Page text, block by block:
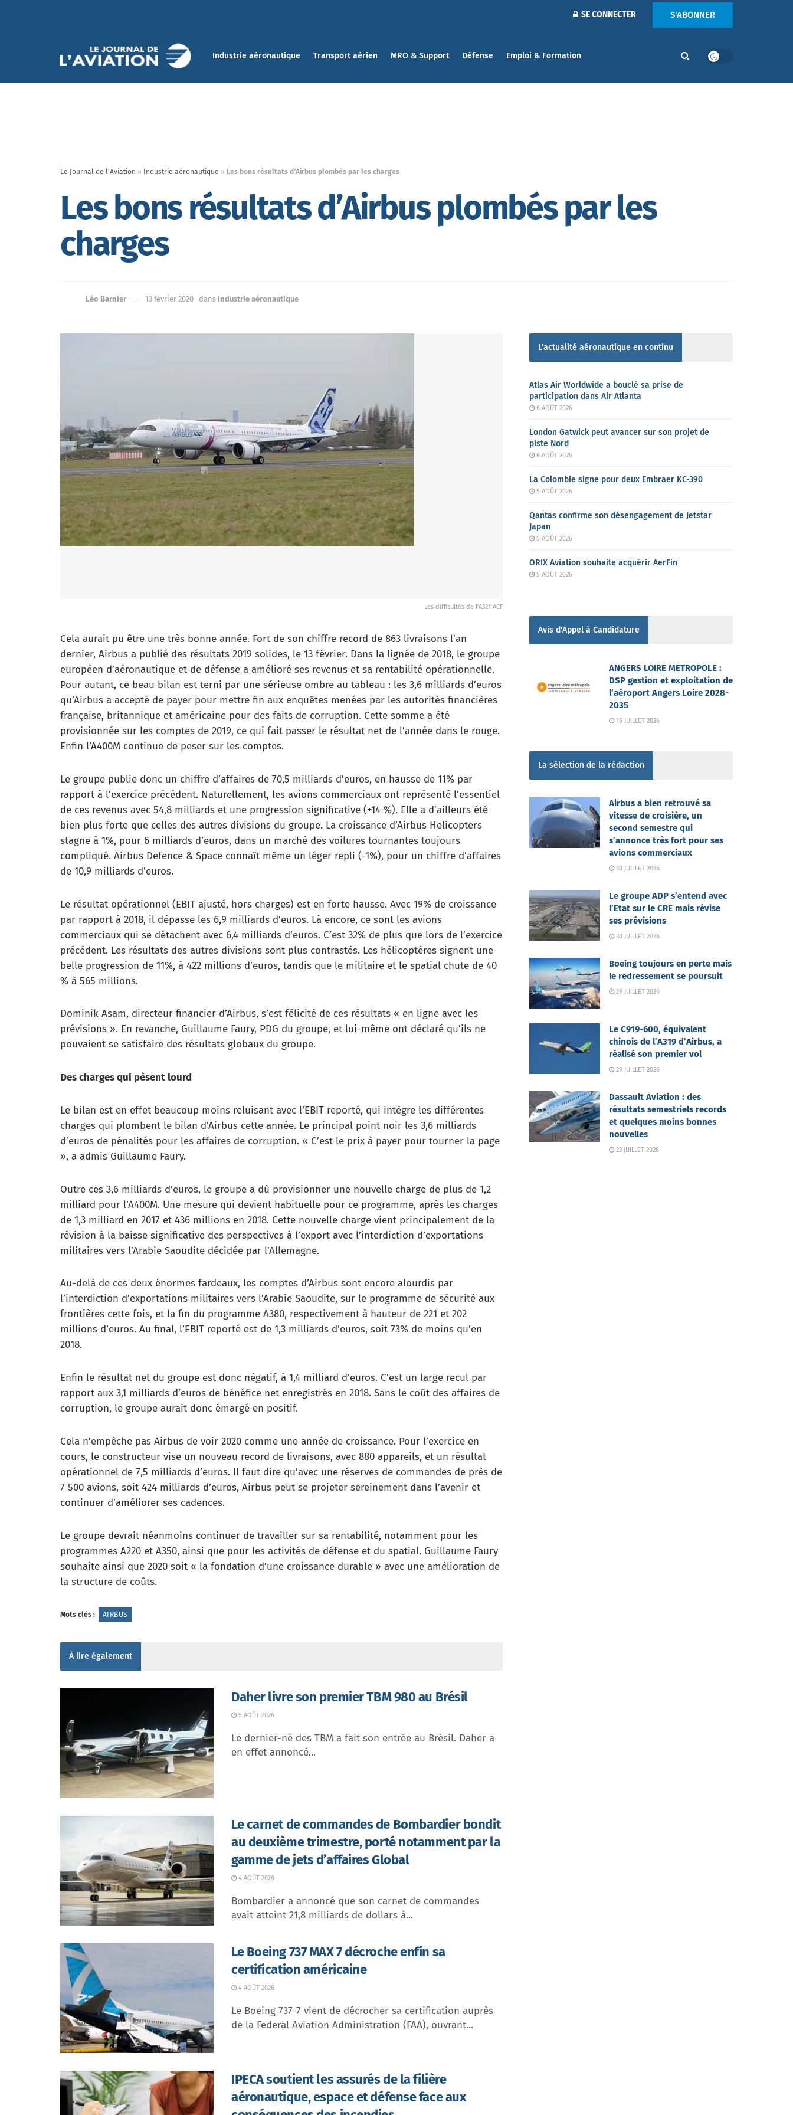
SE CONNECTER S'ABONNER
Industrie aéronautique Transport aérien MRO & Support Défense Emploi & Formation
Le Journal de l'Aviation » Industrie aéronautique » Les bons résultats d’Airbus plombés par les charges
Les bons résultats d’Airbus plombés par les
charges
Léo Barnier 13 février 2020 dans Industrie aéronautique
Les difficultés de l'A321 ACF
Cela aurait pu être une très bonne année. Fort de son chiffre record de 863 livraisons l’an
dernier, Airbus a publié des résultats 2019 solides, le 13 février. Dans la lignée de 2018, le groupe
européen d’aéronautique et de défense a amélioré ses revenus et sa rentabilité opérationnelle.
Pour autant, ce beau bilan est terni par une sérieuse ombre au tableau : les 3,6 milliards d’euros
qu’Airbus a accepté de payer pour mettre fin aux enquêtes menées par les autorités financières
française, britannique et américaine pour des faits de corruption. Cette somme a été
provisionnée sur les comptes de 2019, ce qui fait passer le résultat net de l’année dans le rouge.
Enfin l’A400M continue de peser sur les comptes.
Le groupe publie donc un chiffre d’affaires de 70,5 milliards d’euros, en hausse de 11% par
rapport à l’exercice précédent. Naturellement, les avions commerciaux ont représenté l’essentiel
de ces revenus avec 54,8 milliards et une progression significative (+14 %). Elle a d’ailleurs été
bien plus forte que celles des autres divisions du groupe. La croissance d’Airbus Helicopters
stagne à 1%, pour 6 milliards d’euros, dans un marché des voilures tournantes toujours
compliqué. Airbus Defence & Space connaît même un léger repli (-1%), pour un chiffre d’affaires
de 10,9 milliards d’euros.
Le résultat opérationnel (EBIT ajusté, hors charges) est en forte hausse. Avec 19% de croissance
par rapport à 2018, il dépasse les 6,9 milliards d’euros. Là encore, ce sont les avions
commerciaux qui se détachent avec 6,4 milliards d’euros. C’est 32% de plus que lors de l’exercice
précédent. Les résultats des autres divisions sont plus contrastés. Les hélicoptères signent une
belle progression de 11%, à 422 millions d’euros, tandis que le militaire et le spatial chute de 40
% à 565 millions.
Dominik Asam, directeur financier d’Airbus, s’est félicité de ces résultats « en ligne avec les
prévisions ». En revanche, Guillaume Faury, PDG du groupe, et lui-même ont déclaré qu’ils ne
pouvaient se satisfaire des résultats globaux du groupe.
Des charges qui pèsent lourd
Le bilan est en effet beaucoup moins reluisant avec l’EBIT reporté, qui intègre les différentes
charges qui plombent le bilan d’Airbus cette année. Le principal point noir les 3,6 milliards
d’euros de pénalités pour les affaires de corruption. « C’est le prix à payer pour tourner la page
», a admis Guillaume Faury.
Outre ces 3,6 milliards d’euros, le groupe a dû provisionner une nouvelle charge de plus de 1,2
milliard pour l’A400M. Une mesure qui devient habituelle pour ce programme, après les charges
de 1,3 milliard en 2017 et 436 millions en 2018. Cette nouvelle charge vient principalement de la
révision à la baisse significative des perspectives à l’export avec l’interdiction d’exportations
militaires vers l’Arabie Saoudite décidée par l’Allemagne.
Au-delà de ces deux énormes fardeaux, les comptes d’Airbus sont encore alourdis par
l’interdiction d’exportations militaires vers l’Arabie Saoudite, sur le programme de sécurité aux
frontières cette fois, et la fin du programme A380, respectivement à hauteur de 221 et 202
millions d’euros. Au final, l’EBIT reporté est de 1,3 milliards d’euros, soit 73% de moins qu’en
2018.
Enfin le résultat net du groupe est donc négatif, à 1,4 milliard d’euros. C’est un large recul par
rapport aux 3,1 milliards d’euros de bénéfice net enregistrés en 2018. Sans le coût des affaires de
corruption, le groupe aurait donc émargé en positif.
Cela n’empêche pas Airbus de voir 2020 comme une année de croissance. Pour l’exercice en
cours, le constructeur vise un nouveau record de livraisons, avec 880 appareils, et un résultat
opérationnel de 7,5 milliards d’euros. Il faut dire qu’avec une réserves de commandes de près de
7 500 avions, soit 424 milliards d’euros, Airbus peut se projeter sereinement dans l’avenir et
continuer d’améliorer ses cadences.
Le groupe devrait néanmoins continuer de travailler sur sa rentabilité, notamment pour les
programmes A220 et A350, ainsi que pour les activités de défense et du spatial. Guillaume Faury
souhaite ainsi que 2020 soit « la fondation d’une croissance durable » avec une amélioration de
la structure de coûts.
Mots clés : AIRBUS
À lire également
Daher livre son premier TBM 980 au Brésil
5 AOÛT 2026
Le dernier-né des TBM a fait son entrée au Brésil. Daher a
en effet annoncé...
Le carnet de commandes de Bombardier bondit
au deuxième trimestre, porté notamment par la
gamme de jets d’affaires Global
4 AOÛT 2026
Bombardier a annoncé que son carnet de commandes
avait atteint 21,8 milliards de dollars à...
Le Boeing 737 MAX 7 décroche enfin sa
certification américaine
4 AOÛT 2026
Le Boeing 737-7 vient de décrocher sa certification auprès
de la Federal Aviation Administration (FAA), ouvrant...
IPECA soutient les assurés de la filière
aéronautique, espace et défense face aux
L'actualité aéronautique en continu
Atlas Air Worldwide a bouclé sa prise de
participation dans Air Atlanta
6 AOÛT 2026
London Gatwick peut avancer sur son projet de
piste Nord
6 AOÛT 2026
La Colombie signe pour deux Embraer KC-390
5 AOÛT 2026
Qantas confirme son désengagement de Jetstar
Japan
5 AOÛT 2026
ORIX Aviation souhaite acquérir AerFin
5 AOÛT 2026
Avis d'Appel à Candidature
ANGERS LOIRE METROPOLE :
DSP gestion et exploitation de
l’aéroport Angers Loire 2028-
2035
15 JUILLET 2026
La sélection de la rédaction
Airbus a bien retrouvé sa
vitesse de croisière, un
second semestre qui
s’annonce très fort pour ses
avions commerciaux
30 JUILLET 2026
Le groupe ADP s’entend avec
l’Etat sur le CRE mais révise
ses prévisions
30 JUILLET 2026
Boeing toujours en perte mais
le redressement se poursuit
29 JUILLET 2026
Le C919-600, équivalent
chinois de l’A319 d’Airbus, a
réalisé son premier vol
29 JUILLET 2026
Dassault Aviation : des
résultats semestriels records
et quelques moins bonnes
nouvelles
23 JUILLET 2026